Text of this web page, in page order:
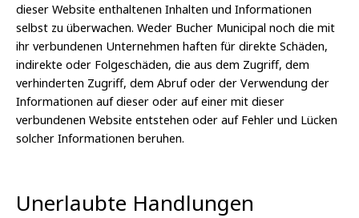
dieser Website enthaltenen Inhalten und Informationen
selbst zu überwachen. Weder Bucher Municipal noch die mit
ihr verbundenen Unternehmen haften für direkte Schäden,
indirekte oder Folgeschäden, die aus dem Zugriff, dem
verhinderten Zugriff, dem Abruf oder der Verwendung der
Informationen auf dieser oder auf einer mit dieser
verbundenen Website entstehen oder auf Fehler und Lücken
solcher Informationen beruhen.
Unerlaubte Handlungen